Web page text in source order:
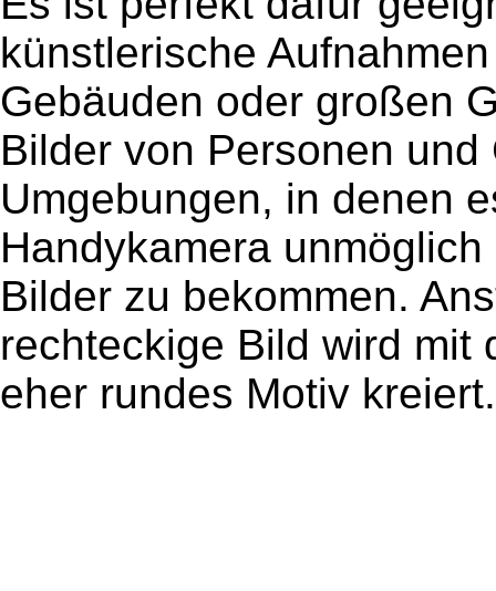
künstlerische
Gebäuden oder großen
Bilder von Personen
Umgebungen, in denen
Handykamera
Bilder zu bekommen.
rechteckige Bild wird mit
eher rundes Motiv kreiert.